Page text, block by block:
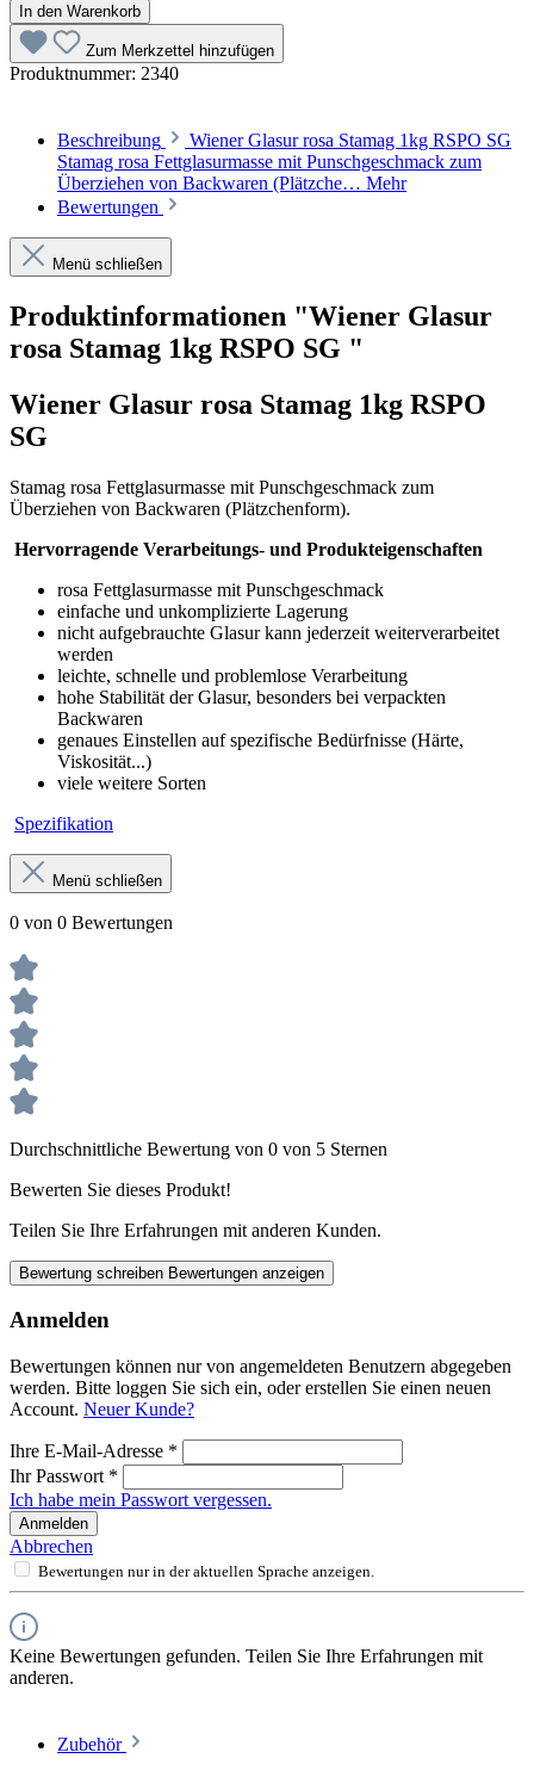
In den Warenkorb
Zum Merkzettel hinzufügen
Produktnummer: 2340
Beschreibung
Wiener Glasur rosa Stamag 1kg RSPO SG
Stamag rosa Fettglasurmasse mit Punschgeschmack zum
Überziehen von Backwaren (Plätzche… Mehr
Bewertungen
Menü schließen
Produktinformationen "Wiener Glasur
rosa Stamag 1kg RSPO SG "
Wiener Glasur rosa Stamag 1kg RSPO
SG
Stamag rosa Fettglasurmasse mit Punschgeschmack zum
Überziehen von Backwaren (Plätzchenform).
Hervorragende Verarbeitungs- und Produkteigenschaften
rosa Fettglasurmasse mit Punschgeschmack
einfache und unkomplizierte Lagerung
nicht aufgebrauchte Glasur kann jederzeit weiterverarbeitet
werden
leichte, schnelle und problemlose Verarbeitung
hohe Stabilität der Glasur, besonders bei verpackten
Backwaren
genaues Einstellen auf spezifische Bedürfnisse (Härte,
Viskosität...)
viele weitere Sorten
Spezifikation
Menü schließen
0 von 0 Bewertungen
Durchschnittliche Bewertung von 0 von 5 Sternen
Bewerten Sie dieses Produkt!
Teilen Sie Ihre Erfahrungen mit anderen Kunden.
Bewertung schreiben Bewertungen anzeigen
Anmelden
Bewertungen können nur von angemeldeten Benutzern abgegeben
werden. Bitte loggen Sie sich ein, oder erstellen Sie einen neuen
Account. Neuer Kunde?
Ihre E-Mail-Adresse *
Ihr Passwort *
Ich habe mein Passwort vergessen.
Anmelden
Abbrechen
Bewertungen nur in der aktuellen Sprache anzeigen.
Keine Bewertungen gefunden. Teilen Sie Ihre Erfahrungen mit
anderen.
Zubehör